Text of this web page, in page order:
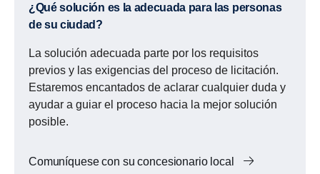
¿Qué solución es la adecuada para las personas
de su ciudad?
La solución adecuada parte por los requisitos
previos y las exigencias del proceso de licitación.
Estaremos encantados de aclarar cualquier duda y
ayudar a guiar el proceso hacia la mejor solución
posible.
Comuníquese con su concesionario local